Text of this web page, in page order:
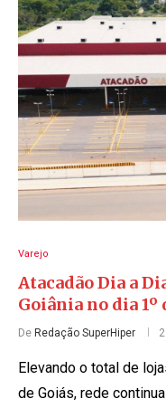
Varejo
Atacadão Dia a
Goiânia no dia 1º
De Redação SuperHiper
Elevando o total de
de Goiás, rede